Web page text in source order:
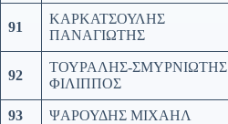
91
ΚΑΡΚΑΤΣΟΥΛΗΣ
ΠΑΝΑΓΙΩΤΗΣ
92
ΤΟΥΡΑΛΗΣ-ΣΜΥΡΝΙΩΤΗΣ
ΦΙΛΙΠΠΟΣ
93 ΨΑΡΟΥΔΗΣ ΜΙΧΑΗΛ